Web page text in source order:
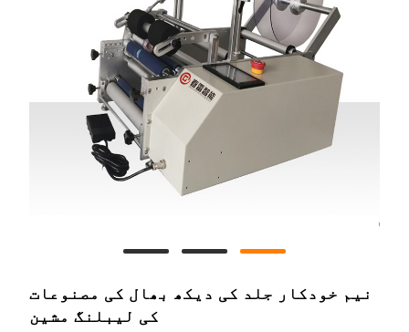
نیم خودکار جلد کی دیکھ بھال کی مصنوعات
کی لیبلنگ مشین